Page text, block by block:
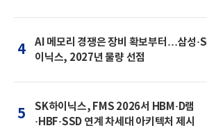
4
AI 메모리 경쟁은 장비 확보부터…삼성
이닉스, 2027년 물량 선점
5
SK하이닉스, FMS 2026서 HBM·D램
·HBF·SSD 연계 차세대 아키텍처 제시